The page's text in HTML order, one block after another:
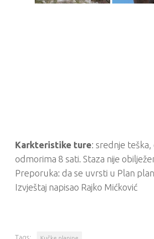
Karkteristike ture: srednje
odmorima 8 sati. Staza nije
Preporuka: da se uvrsti u Plan
Izvještaj napisao Rajko Mićković